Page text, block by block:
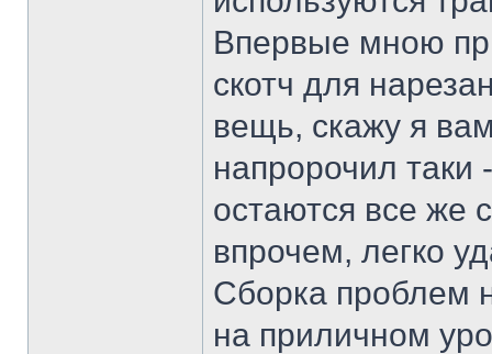
Впервые мною
скотч для
вещь, скажу я
напророчил таки
остаются все же
впрочем, легко
Сборка проблем
на приличном